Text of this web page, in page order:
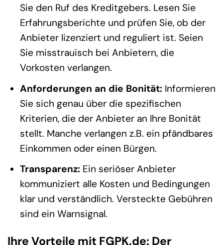
Sie den Ruf des Kreditgebers. Lesen Sie
Erfahrungsberichte und prüfen Sie, ob der
Anbieter lizenziert und reguliert ist. Seien
Sie misstrauisch bei Anbietern, die
Vorkosten verlangen.
Anforderungen an die Bonität: Informieren
Sie sich genau über die spezifischen
Kriterien, die der Anbieter an Ihre Bonität
stellt. Manche verlangen z.B. ein pfändbares
Einkommen oder einen Bürgen.
Transparenz: Ein seriöser Anbieter
kommuniziert alle Kosten und Bedingungen
klar und verständlich. Versteckte Gebühren
sind ein Warnsignal.
Ihre Vorteile mit FGPK.de: Der